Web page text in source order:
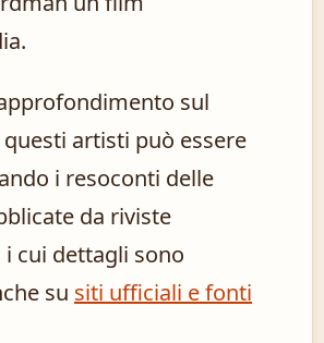
sul
artisti può essere
i resoconti delle
da riviste
i cui dettagli sono
su siti ufficiali e fonti